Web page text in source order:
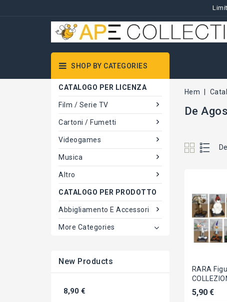
SHOP BY CATEGORIES
CATALOGO PER LICENZA
Film / Serie TV
Cartoni / Fumetti
Videogames
Musica
Altro
CATALOGO PER PRODOTTO
Abbigliamento E Accessori
More Categories
New Products
8,90 €
Hem
De
RARA
3D
5,90 €